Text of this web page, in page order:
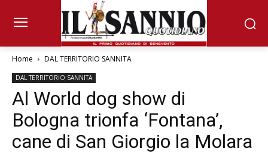
Home DAL TERRITORIO SANNITA
DAL TERRITORIO SANNITA
Al World dog show di
Bologna trionfa ‘Fontana’,
cane di San Giorgio la Molara